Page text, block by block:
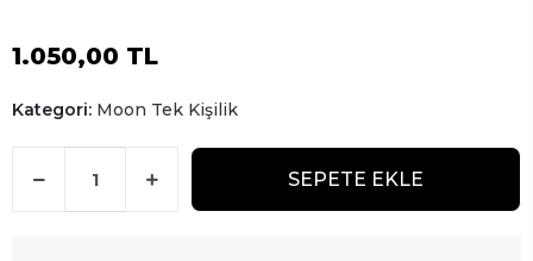
1.050,00 TL
Kategori: Moon Tek Kişilik
SEPETE EKLE